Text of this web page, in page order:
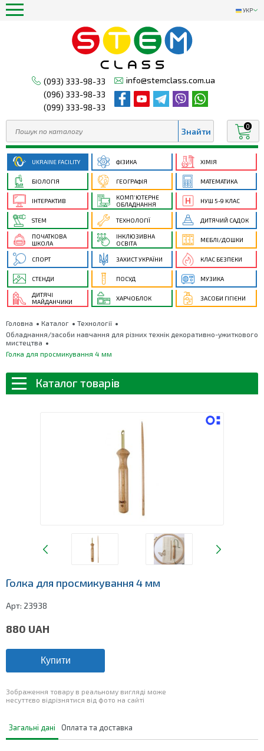
УКР
(093) 333-98-33
(096) 333-98-33
(099) 333-98-33
info@stemclass.com.ua
0
UKRAINE FACILITY ФІЗИКА ХІМІЯ
БІОЛОГІЯ ГЕОГРАФІЯ МАТЕМАТИКА
ІНТЕРАКТИВ
КОМП’ЮТЕРНЕ
ОБЛАДНАННЯ
НУШ 5-9 КЛАС
STEM ТЕХНОЛОГІЇ ДИТЯЧИЙ САДОК
ПОЧАТКОВА
ШКОЛА
ІНКЛЮЗИВНА
ОСВІТА
МЕБЛІ/ДОШКИ
СПОРТ ЗАХИСТ УКРАЇНИ КЛАС БЕЗПЕКИ
СТЕНДИ ПОСУД МУЗИКА
ДИТЯЧІ
МАЙДАНЧИКИ
ХАРЧОБЛОК ЗАСОБИ ГІГІЄНИ
Головна Каталог
Технології
Обладнання/засоби навчання для різних технік декоративно-ужиткового
мистецтва
Голка для просмикування 4 мм
Каталог товарів
Голка для просмикування 4 мм
Арт: 23938
880 UAH
Купити
Зображення товару в реальному вигляді може
несуттєво відрізнятися від фото на сайті
Загальні дані Оплата та доставка